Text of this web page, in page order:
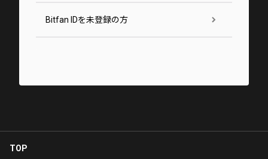
Bitfan IDを未登録の方
TOP